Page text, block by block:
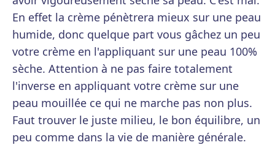
En effet la crème pénètrera mieux sur une peau
humide, donc quelque part vous gâchez un peu
votre crème en l'appliquant sur une peau 100%
sèche. Attention à ne pas faire totalement
l'inverse en appliquant votre crème sur une
peau mouillée ce qui ne marche pas non plus.
Faut trouver le juste milieu, le bon équilibre, un
peu comme dans la vie de manière générale.